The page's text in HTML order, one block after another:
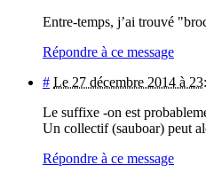
Entre-temps, j’ai trouvé
Répondre à ce message
# Le 27 décembre 2014 à
Le suffixe -on est
Un collectif (sauboar) peut
Répondre à ce message